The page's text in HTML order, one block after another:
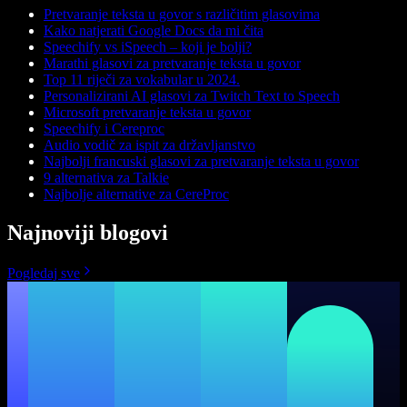
Pretvaranje teksta u govor s različitim glasovima
Kako natjerati Google Docs da mi čita
Speechify vs iSpeech – koji je bolji?
Marathi glasovi za pretvaranje teksta u govor
Top 11 riječi za vokabular u 2024.
Personalizirani AI glasovi za Twitch Text to Speech
Microsoft pretvaranje teksta u govor
Speechify i Cereproc
Audio vodič za ispit za državljanstvo
Najbolji francuski glasovi za pretvaranje teksta u govor
9 alternativa za Talkie
Najbolje alternative za CereProc
Najnoviji blogovi
Pogledaj sve